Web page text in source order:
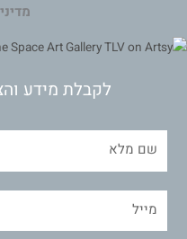
לקבלת מידע